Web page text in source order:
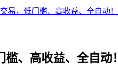
易，低门槛、高收益、全自动！
、高收益、全自动！